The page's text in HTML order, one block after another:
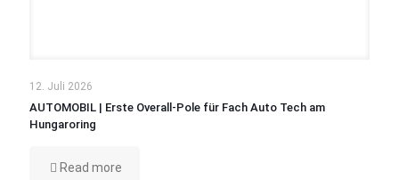
12. Juli 2026
AUTOMOBIL | Erste Overall-Pole für Fach Auto Tech am
Hungaroring
Read more